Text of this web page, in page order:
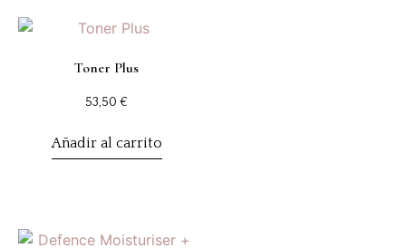
Toner Plus
53,50€
Añadir al carrito